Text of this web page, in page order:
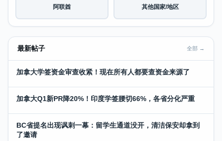
阿联酋 其他国家/地区
最新帖子 全部 →
加拿大学签资金审查收紧！现在所有人都要查资金来源了
加拿大Q1新PR降20%！印度学签腰切66%，各省分化严重
BC省提名出现讽刺一幕：留学生通道没开，清洁保安却拿到
了邀请